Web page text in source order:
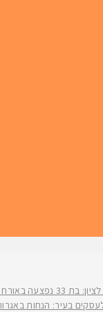
ברחוב ירושלים
בעיר: הנחות